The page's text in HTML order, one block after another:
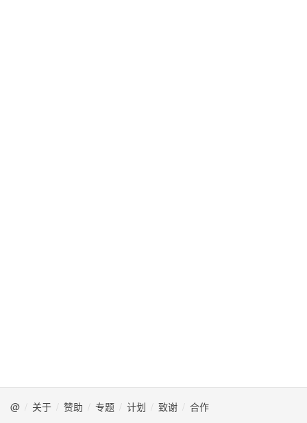
@ 关于 赞助 专题 计划 致谢 合作